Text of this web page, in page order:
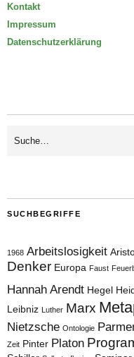
Kontakt
Impressum
Datenschutzerklärung
SUCHBEGRIFFE
1968 Arbeitslosigkeit
Denker Europa Faust
Hannah Arendt Hegel
Leibniz Luther Marx
Nietzsche Ontologie
Zeit Pinter Platon